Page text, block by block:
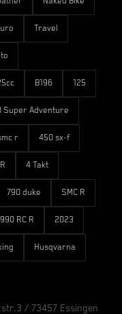
Travel
B196 125
Super Adventure
r 450 sx-f
4 Takt
790 duke SMC R
990 RC R 2023
Husqvarna
/ 73457 Essingen